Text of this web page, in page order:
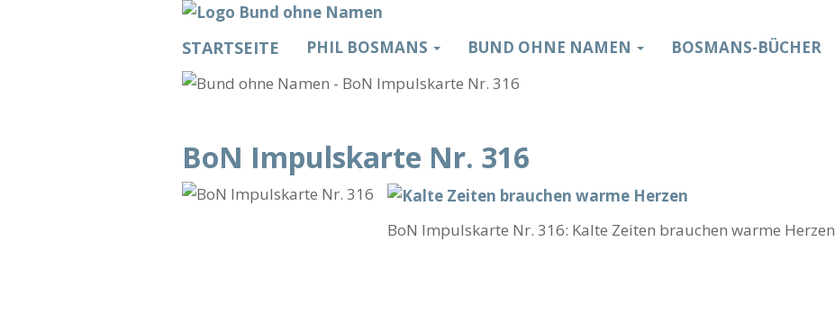
STARTSEITE PHIL BOSMANS BUND OHNE NAMEN BOSMANS-BÜCHER
BoN Impulskarte Nr. 316
BoN Impulskarte Nr. 316: Kalte Zeiten brauchen warme Herzen